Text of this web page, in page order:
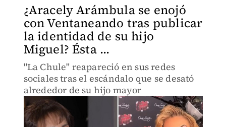
¿Aracely Arámbula se enojó
con Ventaneando tras publicar
la identidad de su hijo
Miguel? Ésta ...
"La Chule" reapareció en sus redes
sociales tras el escándalo que se desató
alrededor de su hijo mayor